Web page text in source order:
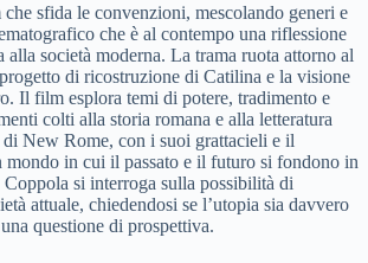
sfida le convenzioni, mescolando generi e
che è al contempo una riflessione
alla società moderna. La trama ruota attorno al
di ricostruzione di Catilina e la visione
Il film esplora temi di potere, tradimento e
colti alla storia romana e alla letteratura
New Rome, con i suoi grattacieli e il
mondo in cui il passato e il futuro si fondono in
si interroga sulla possibilità di
attuale, chiedendosi se l’utopia sia davvero
questione di prospettiva.